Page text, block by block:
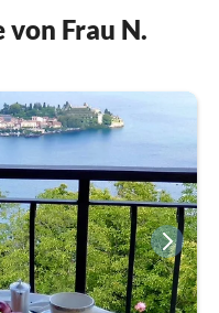
Frau N.